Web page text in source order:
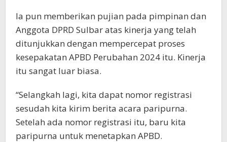
Ia pun memberikan pujian pada pimpinan dan
Anggota DPRD Sulbar atas kinerja yang telah
ditunjukkan dengan mempercepat proses
kesepakatan APBD Perubahan 2024 itu. Kinerja
itu sangat luar biasa.
“Selangkah lagi, kita dapat nomor registrasi
sesudah kita kirim berita acara paripurna.
Setelah ada nomor registrasi itu, baru kita
paripurna untuk menetapkan APBD.